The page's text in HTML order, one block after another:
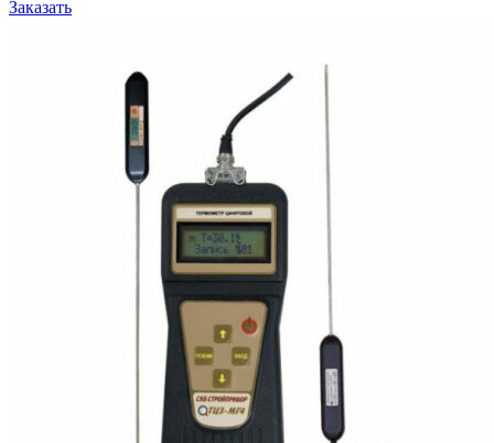
Заказать